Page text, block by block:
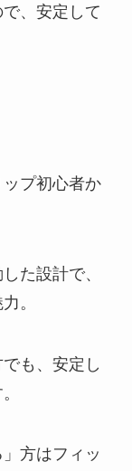
、安定して
プ初心者か
た設計で、
。
も、安定し
方はフィッ